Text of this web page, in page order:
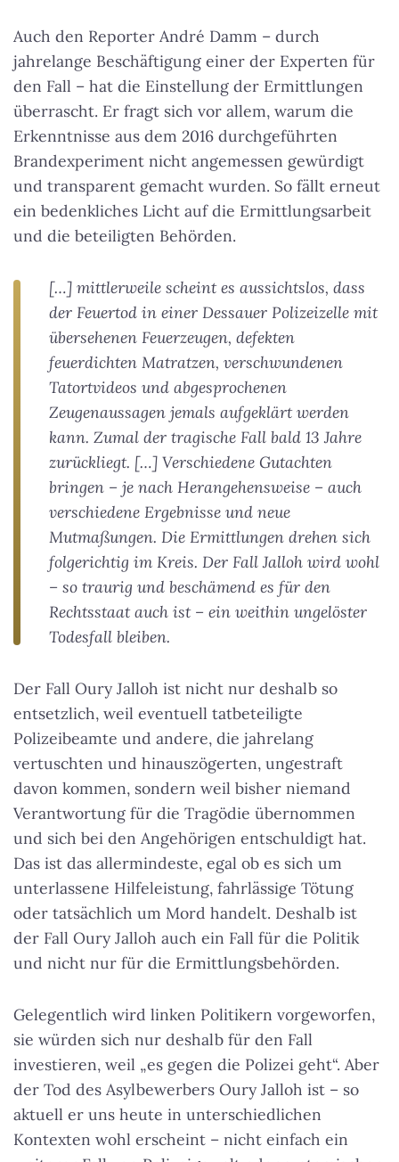
Auch den Reporter André Damm – durch
jahrelange Beschäftigung einer der Experten für
den Fall – hat die Einstellung der Ermittlungen
überrascht. Er fragt sich vor allem, warum die
Erkenntnisse aus dem 2016 durchgeführten
Brandexperiment nicht angemessen gewürdigt
und transparent gemacht wurden. So fällt erneut
ein bedenkliches Licht auf die Ermittlungsarbeit
und die beteiligten Behörden.
[…] mittlerweile scheint es aussichtslos, dass
der Feuertod in einer Dessauer Polizeizelle mit
übersehenen Feuerzeugen, defekten
feuerdichten Matratzen, verschwundenen
Tatortvideos und abgesprochenen
Zeugenaussagen jemals aufgeklärt werden
kann. Zumal der tragische Fall bald 13 Jahre
zurückliegt. […] Verschiedene Gutachten
bringen – je nach Herangehensweise – auch
verschiedene Ergebnisse und neue
Mutmaßungen. Die Ermittlungen drehen sich
folgerichtig im Kreis. Der Fall Jalloh wird wohl
– so traurig und beschämend es für den
Rechtsstaat auch ist – ein weithin ungelöster
Todesfall bleiben.
Der Fall Oury Jalloh ist nicht nur deshalb so
entsetzlich, weil eventuell tatbeteiligte
Polizeibeamte und andere, die jahrelang
vertuschten und hinauszögerten, ungestraft
davon kommen, sondern weil bisher niemand
Verantwortung für die Tragödie übernommen
und sich bei den Angehörigen entschuldigt hat.
Das ist das allermindeste, egal ob es sich um
unterlassene Hilfeleistung, fahrlässige Tötung
oder tatsächlich um Mord handelt. Deshalb ist
der Fall Oury Jalloh auch ein Fall für die Politik
und nicht nur für die Ermittlungsbehörden.
Gelegentlich wird linken Politikern vorgeworfen,
sie würden sich nur deshalb für den Fall
investieren, weil „es gegen die Polizei geht“. Aber
der Tod des Asylbewerbers Oury Jalloh ist – so
aktuell er uns heute in unterschiedlichen
Kontexten wohl erscheint – nicht einfach ein